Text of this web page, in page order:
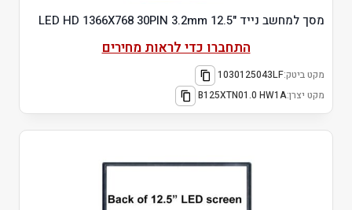
מסך למחשב נייד "12.5 LED HD 1366X768 30PIN 3.2mm
התחברו כדי לראות מחירים
מקט ביטק:1030125043LF
מקט יצרן:B125XTN01.0 HW1A